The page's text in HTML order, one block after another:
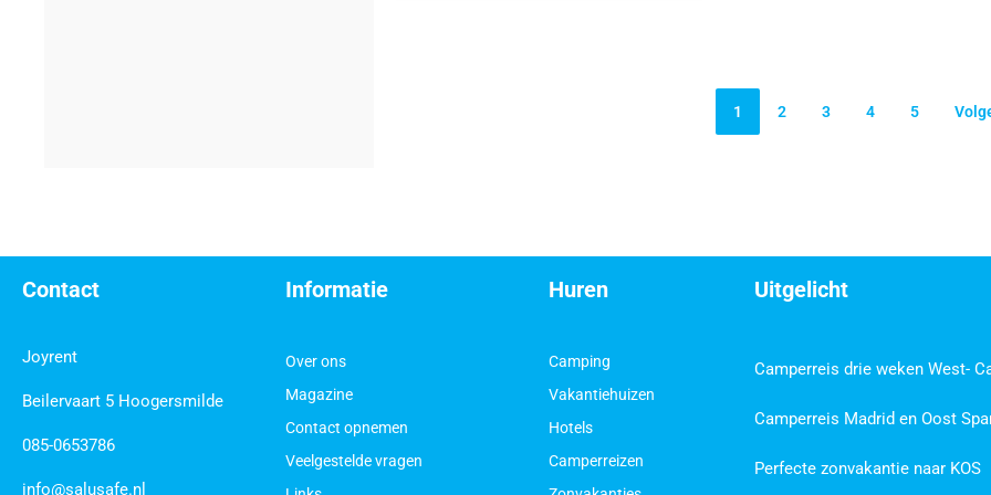
1 2 3 4 5
Contact
Joyrent
Beilervaart 5 Hoogersmilde
085-0653786
info@salusafe.nl
Informatie
Over ons
Magazine
Contact opnemen
Veelgestelde vragen
Huren
Camping
Vakantiehuizen
Hotels
Camperreizen
Uitgelicht
Camperreis drie weken West-
Camperreis Madrid en Oost
Perfecte zonvakantie naar KOS